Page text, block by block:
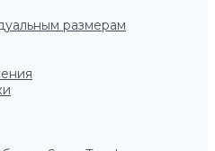
размерам